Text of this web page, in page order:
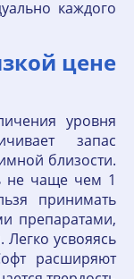
каждого
цене
уровня
запас
близости.
не чаще чем 1
принимать
препаратами,
усвояясь
расширяют